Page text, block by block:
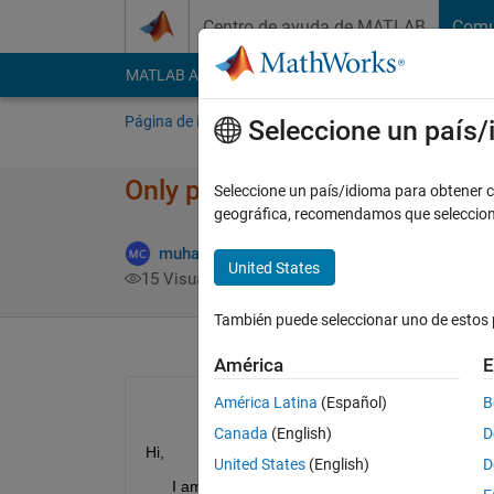
Centro de ayuda de MATLAB
MATLAB Answers File Exchange Cody
Página de inicio Preguntar
Only producing one graph
muhammad choudhry
15 Visualizaciones (30 días)
Hi,
I am trying to produce 45 graphs using the
Seleccione un
Seleccione un país/idioma para obtener
geográfica, recomendamos que
United States
También puede seleccionar uno de
América
América Latina (Español)
Canada (English)
United States (English)